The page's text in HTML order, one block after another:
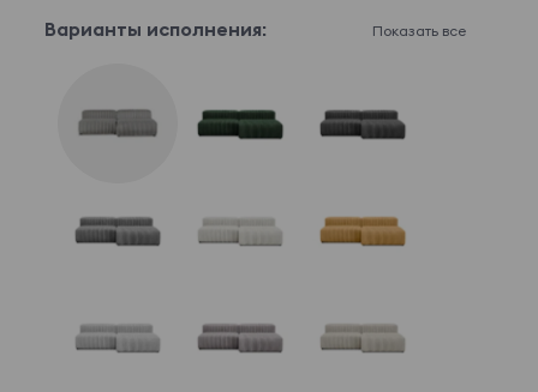
Варианты исполнения: Показать все